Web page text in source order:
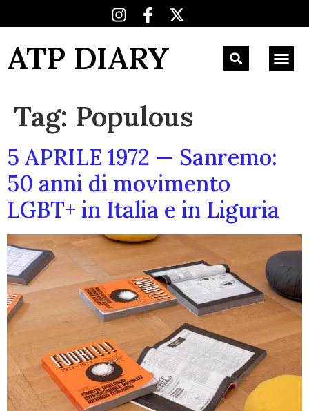
ATP DIARY
Tag: Populous
5 APRILE 1972 — Sanremo:
50 anni di movimento
LGBT+ in Italia e in Liguria